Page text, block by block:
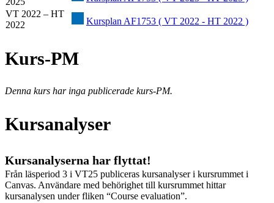
VT 2022 – HT
2022
Kursplan AF1753 ( VT 2022 - HT 2022 )
Kurs-PM
Denna kurs har inga publicerade kurs-PM.
Kursanalyser
Kursanalyserna har flyttat!
Från läsperiod 3 i VT25 publiceras kursanalyser i kursrummet i
Canvas. Användare med behörighet till kursrummet hittar
kursanalysen under fliken “Course evaluation”.